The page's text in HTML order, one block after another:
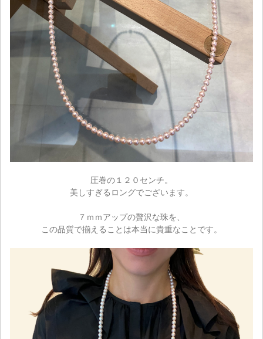
圧巻の１２０センチ。
美しすぎるロングでございます。
７ｍｍアップの贅沢な珠を、
この品質で揃えることは本当に貴重なことです。